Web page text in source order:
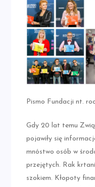
Pismo Fundacji nt.
Gdy 20 lat temu
pojawiły się
mnóstwo osób w
przejętych. Rak
szokiem. Kłopoty